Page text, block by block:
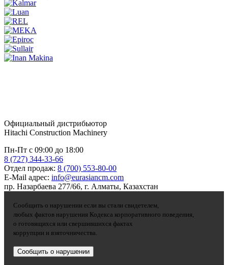
Официальный дистрибьютор
Hitachi Construction Machinery
Пн-Пт с 09:00 до 18:00
8 (727) 344-33-66
Отдел продаж: 8 (700) 553-80-00
E-Mail адрес: info@eurasiancm.com
пр. Назарбаева 277/66, г. Алматы, Казахстан
Сообщить о нарушении если вы стали свидетелем,
любых фактов нарушения Кодекса корпоративного поведения,
о готовящихся или свершившихся фактах
коррупции и взяточничества.
Сообщить о нарушении